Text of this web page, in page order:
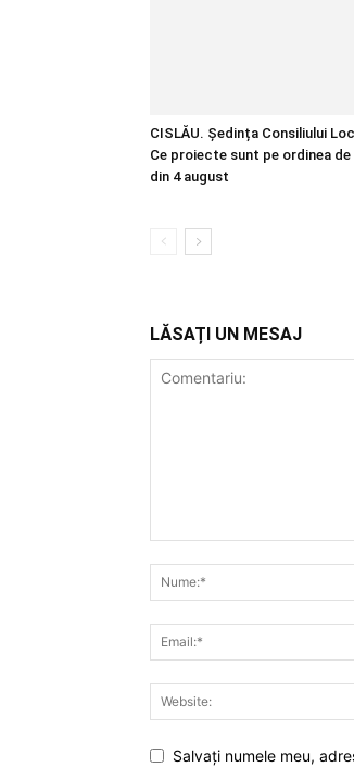
CISLĂU. Ședința Consiliului
Ce proiecte sunt pe ordinea de
din 4 august
LĂSAȚI UN MESAJ
Salvați numele meu,